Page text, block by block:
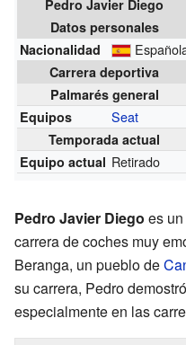
Pedro Javier Diego
Datos personales
Nacionalidad
Carrera deportiva
Palmarés general
Equipos
Seat
Temporada actual
Equipo actual Retirado
Pedro Javier Diego es
carrera de coches muy
Beranga, un pueblo de
su carrera, Pedro
especialmente en las